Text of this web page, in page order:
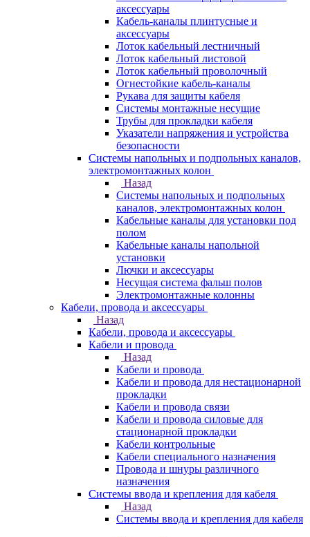
аксессуары
Кабель-каналы плинтусные и
аксессуары
Лоток кабельный лестничный
Лоток кабельный листовой
Лоток кабельный проволочный
Огнестойкие кабель-каналы
Рукава для защиты кабеля
Системы монтажные несущие
Трубы для прокладки кабеля
Указатели напряжения и устройства
безопасности
Системы напольных и подпольных каналов,
электромонтажных колон
Назад
Системы напольных и подпольных
каналов, электромонтажных колон
Кабельные каналы для установки под
полом
Кабельные каналы напольной
установки
Лючки и аксессуары
Несущая система фальш полов
Электромонтажные колонны
Кабели, провода и аксессуары
Назад
Кабели, провода и аксессуары
Кабели и провода
Назад
Кабели и провода
Кабели и провода для нестационарной
прокладки
Кабели и провода связи
Кабели и провода силовые для
стационарной прокладки
Кабели контрольные
Кабели специального назначения
Провода и шнуры различного
назначения
Системы ввода и крепления для кабеля
Назад
Системы ввода и крепления для кабеля